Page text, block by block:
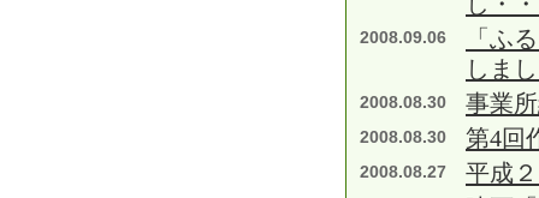
2008.09.06
「ふ
しま
2008.08.30 事業
2008.08.30 第4回
2008.08.27 平成